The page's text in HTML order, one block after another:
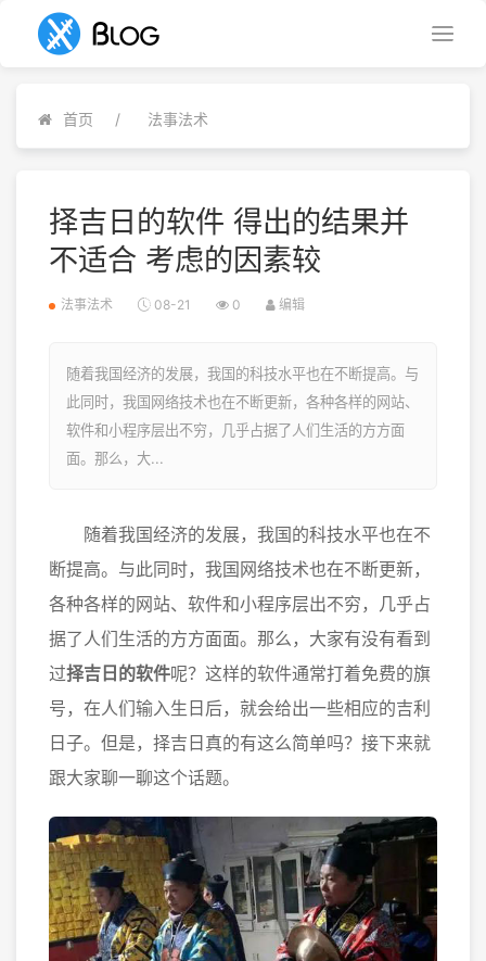
首页 法事法术
择吉日的软件 得出的结果并
不适合 考虑的因素较
法事法术 08-21 0 编辑
随着我国经济的发展，我国的科技水平也在不断提高。与
此同时，我国网络技术也在不断更新，各种各样的网站、
软件和小程序层出不穷，几乎占据了人们生活的方方面
面。那么，大...
随着我国经济的发展，我国的科技水平也在不
断提高。与此同时，我国网络技术也在不断更新，
各种各样的网站、软件和小程序层出不穷，几乎占
据了人们生活的方方面面。那么，大家有没有看到
过择吉日的软件呢？这样的软件通常打着免费的旗
号，在人们输入生日后，就会给出一些相应的吉利
日子。但是，择吉日真的有这么简单吗？接下来就
跟大家聊一聊这个话题。